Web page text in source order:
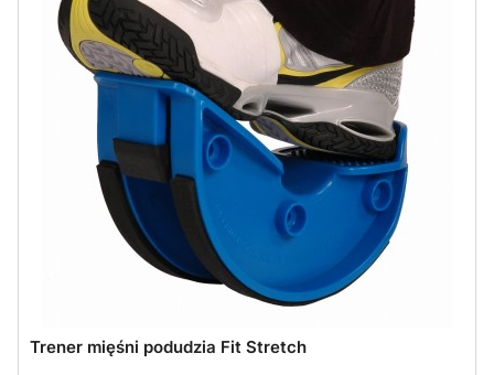
Trener mięśni podudzia Fit Stretch